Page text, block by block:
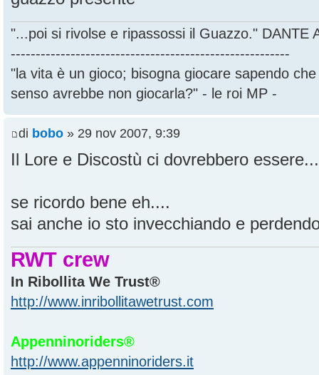
"...poi si rivolse e ripassossi il Guazzo." DANTE
--------------------------------------------------------
"la vita è un gioco; bisogna giocare sapendo
senso avrebbe non giocarla?" - le roi MP -
di bobo » 29 nov 2007, 9:39
Il Lore e Discostù ci dovrebbero
se ricordo bene eh....
sai anche io sto invecchiando e
RWT crew
In Ribollita We Trust®
http://www.inribollitawetrust.com
Appenninoriders®
http://www.appenninoriders.it